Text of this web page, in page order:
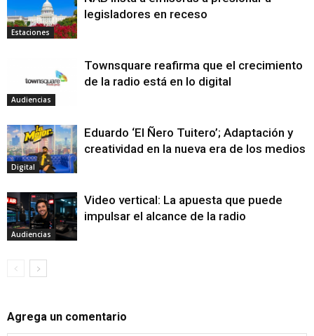
Estaciones
legisladores en receso
Audiencias
Townsquare reafirma que el crecimiento
de la radio está en lo digital
Digital
Eduardo ‘El Ñero Tuitero’; Adaptación y
creatividad en la nueva era de los medios
Audiencias
Video vertical: La apuesta que puede
impulsar el alcance de la radio
Agrega un comentario